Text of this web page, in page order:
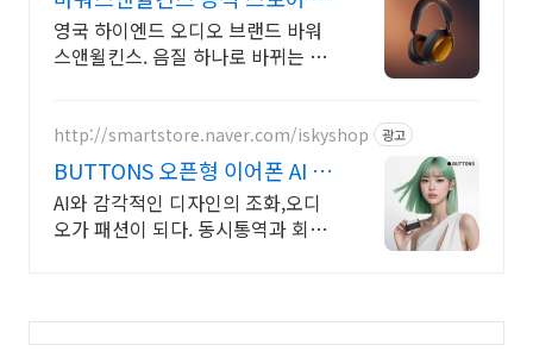
이엔드 명품 오디오
영국 하이엔드 오디오 브랜드 바워
스앤윌킨스. 음질 하나로 바뀌는 특
http://smartstore.naver.com/iskyshop 광고
BUTTONS 오픈형 이어폰 AI 오
픈형 블루투스 이어폰
AI와 감각적인 디자인의 조화,오디
오가 패션이 되다. 동시통역과 회의